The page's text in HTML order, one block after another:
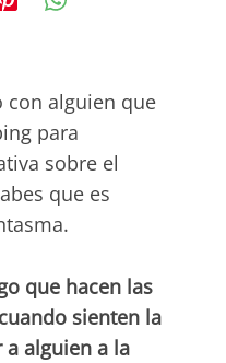
con alguien que
para
sobre el
que es
que hacen las
sienten la
alguien a la